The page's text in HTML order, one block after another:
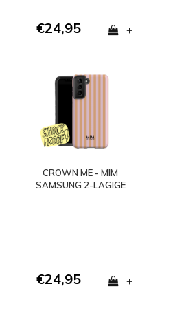
€24,95 +
CROWN ME - MIM
SAMSUNG 2-LAGIGE
€24,95 +